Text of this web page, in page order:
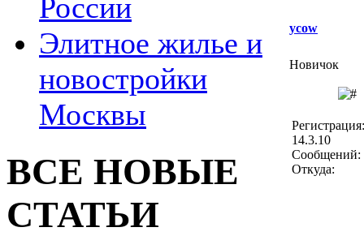
России
Элитное жилье и
новостройки
Москвы
ВСЕ НОВЫЕ
СТАТЬИ
ycow
Новичок
Регистрация:
14.3.10
Сообщений:
Откуда: